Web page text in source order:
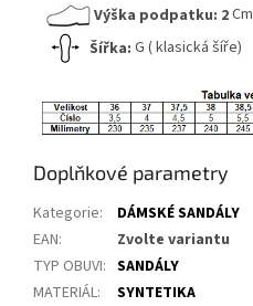
Výška podpatku: 2Cm
Šířka: G ( klasická šíře)
Doplňkové parametry
Kategorie:
DÁMSKÉ SANDÁLY
EAN:
Zvolte variantu
TYP OBUVI: SANDÁLY
MATERIÁL:
SYNTETIKA